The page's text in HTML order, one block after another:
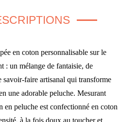
en coton personnalisable sur le
: un mélange de fantaisie, de
savoir-faire artisanal qui transforme
une adorable peluche. Mesurant
en peluche est confectionné en coton